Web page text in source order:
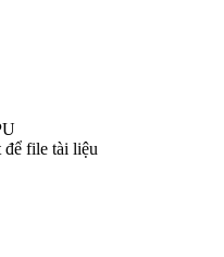
để file tài liệu